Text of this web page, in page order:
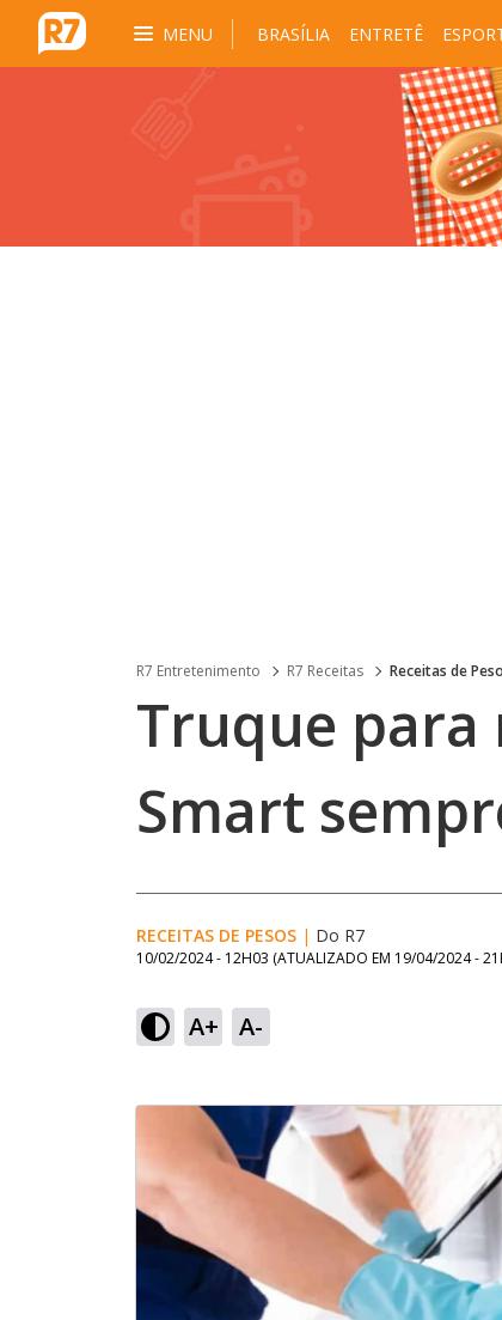
MENU BRASÍLIA ENTRETÊ
R7 Entretenimento R7 Receitas Receitas de
Truque para
Smart
RECEITAS DE PESOS | Do R7
10/02/2024 - 12H03 (ATUALIZADO EM 19/04/2024 -
A+ A-